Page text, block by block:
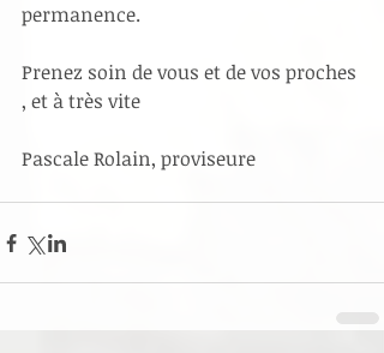
permanence.
Prenez soin de vous et de vos proches
, et à très vite
Pascale Rolain, proviseure